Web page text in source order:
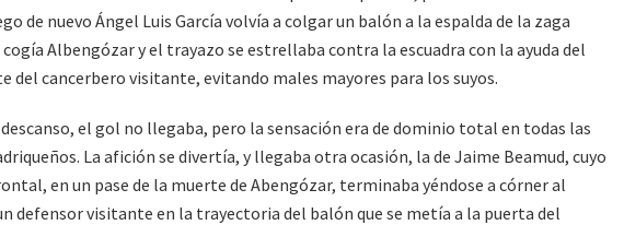
de nuevo Ángel Luis García volvía a colgar un balón a la espalda de la zaga
Albengózar y el trayazo se estrellaba contra la escuadra con la ayuda del
del cancerbero visitante, evitando males mayores para los suyos.
descanso, el gol no llegaba, pero la sensación era de dominio total en todas las
La afición se divertía, y llegaba otra ocasión, la de Jaime Beamud, cuyo
en un pase de la muerte de Abengózar, terminaba yéndose a córner al
defensor visitante en la trayectoria del balón que se metía a la puerta del